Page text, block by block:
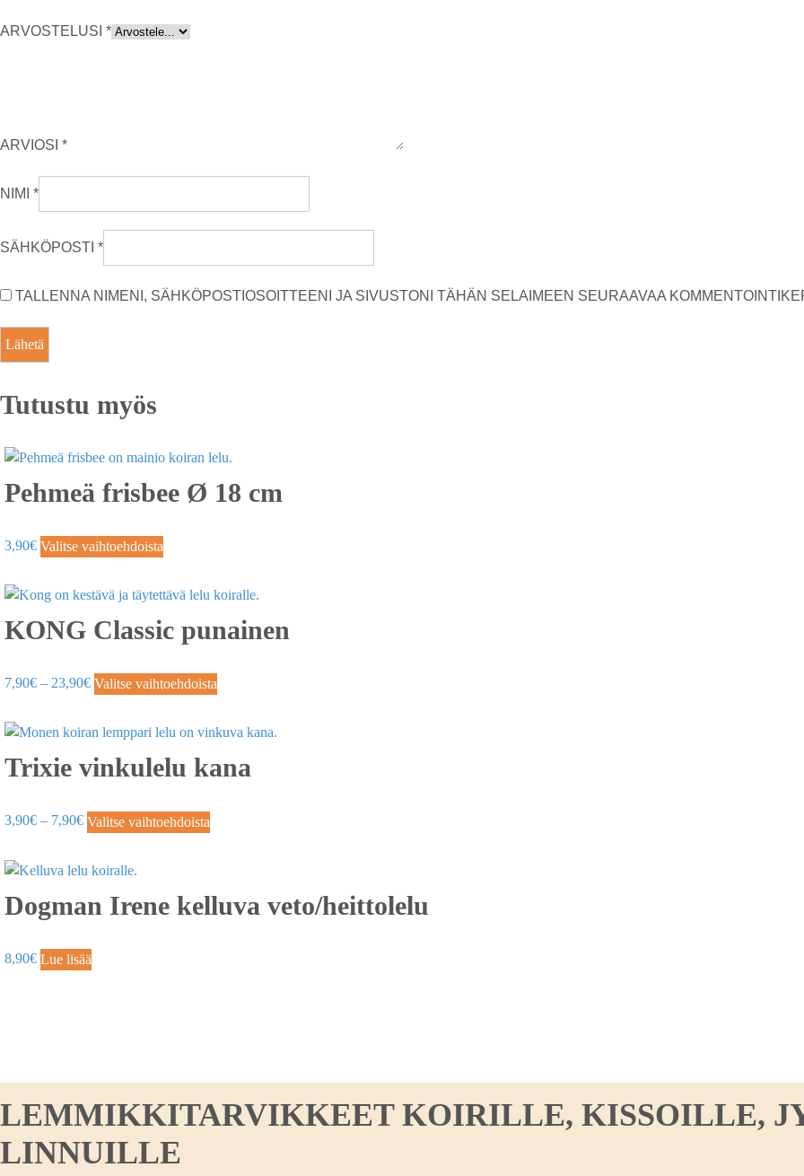
ARVOSTELUSI *
ARVIOSI *
NIMI *
SÄHKÖPOSTI *
TALLENNA NIMENI, SÄHKÖPOSTIOSOITTEENI JA SIVUSTONI TÄHÄN SELAIMEEN SEURAAVAA
Tutustu myös
Pehmeä frisbee Ø 18 cm
3,90€ Valitse vaihtoehdoista
KONG Classic punainen
7,90€ – 23,90€ Valitse vaihtoehdoista
Trixie vinkulelu kana
3,90€ – 7,90€ Valitse vaihtoehdoista
Dogman Irene kelluva veto/heittolelu
8,90€ Lue lisää
LEMMIKKITARVIKKEET KOIRILLE, KISSOILLE,
LINNUILLE